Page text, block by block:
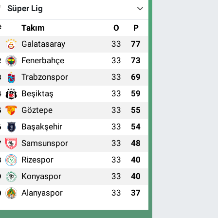
Süper Lig
Takım O P
Galatasaray 33 77
Fenerbahçe 33 73
Trabzonspor 33 69
Beşiktaş 33 59
Göztepe 33 55
Başakşehir 33 54
Samsunspor 33 48
Rizespor 33 40
Konyaspor 33 40
Alanyaspor 33 37